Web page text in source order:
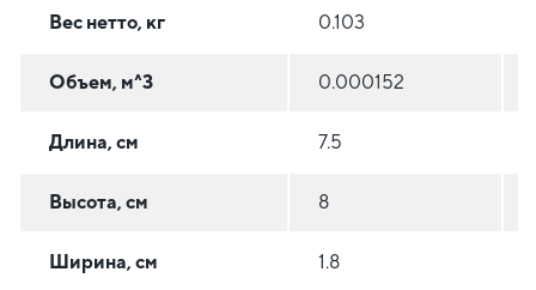
Вес нетто, кг 0.103
Объем, м^3 0.000152
Длина, см 7.5
Высота, см 8
Ширина, см 1.8